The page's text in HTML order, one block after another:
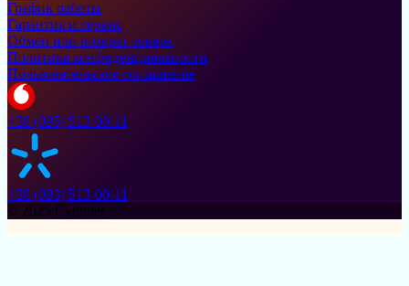
График работы
Гарантия и сервис
Обмен или возврат товара
Политика конфиденциальности
Пользовательское соглашение
+38 (095) 513-00-11
+38 (093) 513-00-11
© 2025 Cylinder